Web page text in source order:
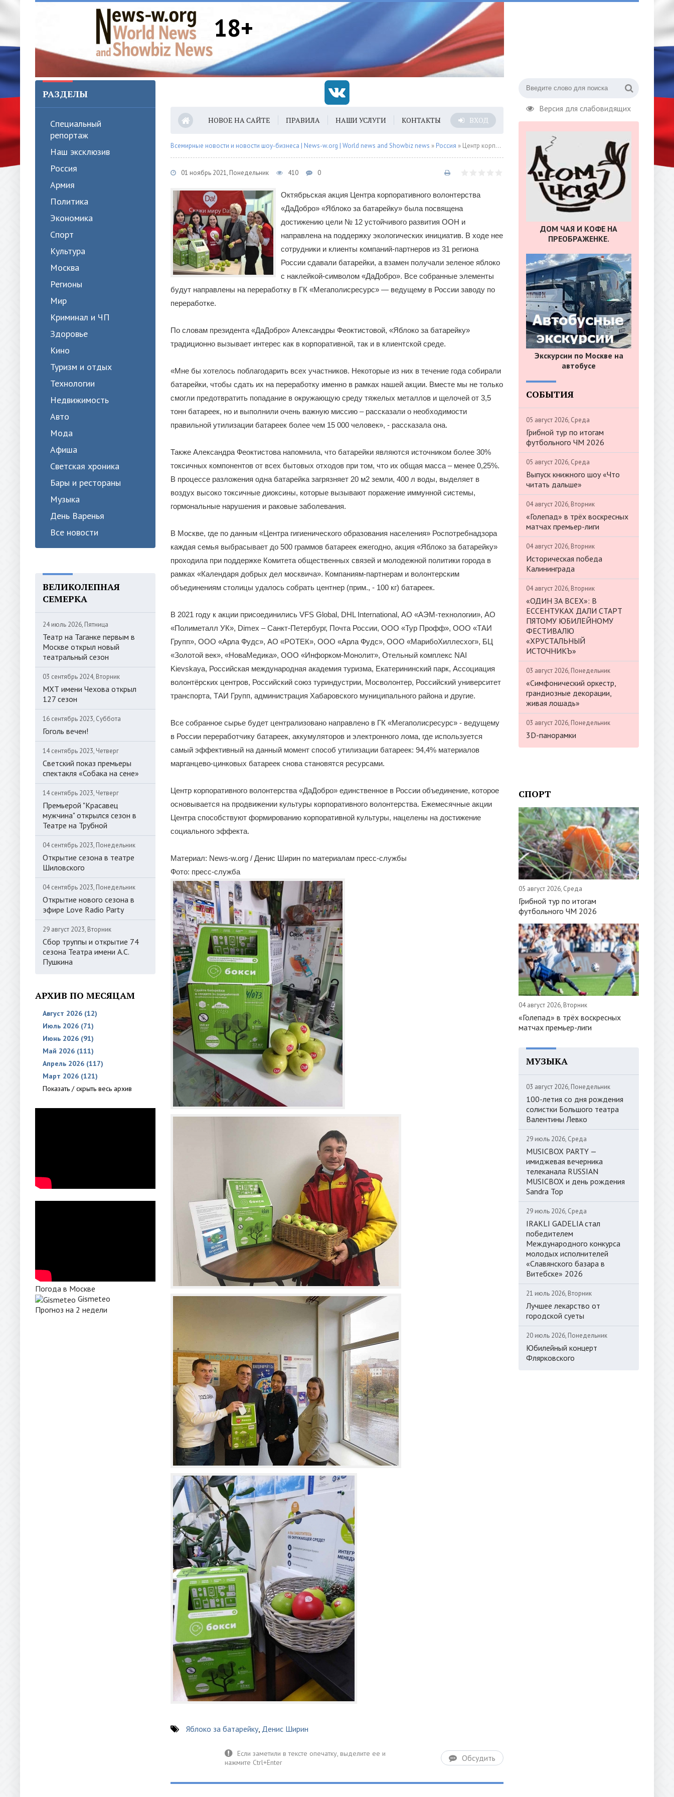
18+
Версия для слабовидящих
РАЗДЕЛЫ
Специальный
репортаж
Наш эксклюзив
Россия
Армия
Политика
Экономика
Спорт
Культура
Москва
Регионы
Мир
Криминал и ЧП
Здоровье
Кино
Туризм и отдых
Технологии
Недвижимость
Авто
Мода
Афиша
Светская хроника
Бары и рестораны
Музыка
День Варенья
Все новости
ВЕЛИКОЛЕПНАЯ
СЕМЕРКА
24 июль 2026, Пятница
Театр на Таганке первым в
Москве открыл новый
театральный сезон
03 сентябрь 2024, Вторник
МХТ имени Чехова открыл
127 сезон
16 сентябрь 2023, Суббота
Гоголь вечен!
14 сентябрь 2023, Четверг
Светский показ премьеры
спектакля «Собака на сене»
14 сентябрь 2023, Четверг
Премьерой "Красавец
мужчина" открылся сезон в
Театре на Трубной
04 сентябрь 2023, Понедельник
Открытие сезона в театре
Шиловского
04 сентябрь 2023, Понедельник
Открытие нового сезона в
эфире Love Radio Party
29 август 2023, Вторник
Сбор труппы и открытие 74
сезона Театра имени А.С.
Пушкина
АРХИВ ПО МЕСЯЦАМ
Август 2026 (12)
Июль 2026 (71)
Июнь 2026 (91)
Май 2026 (111)
Апрель 2026 (117)
Март 2026 (121)
Показать / скрыть весь архив
Погода в Москве
Gismeteo
Прогноз на 2 недели
НОВОЕ НА САЙТЕ ПРАВИЛА НАШИ УСЛУГИ КОНТАКТЫ ВХОД
Всемирные новости и новости шоу-бизнеса | News-w.org | World news and Showbiz news » Россия » Центр корпоративного волонтерства подводит итоги акции «Яблоко за батарейку»
01 ноябрь 2021, Понедельник 410 0
Октябрьская акция Центра корпоративного волонтерства
«ДаДобро» «Яблоко за батарейку» была посвящена
достижению цели № 12 устойчивого развития ООН и
направлена на поддержку экологических инициатив. В ходе нее
сотрудники и клиенты компаний-партнеров из 31 региона
России сдавали батарейки, а взамен получали зеленое яблоко
с наклейкой-символом «ДаДобро». Все собранные элементы
будут направлены на переработку в ГК «Мегаполисресурс» — ведущему в России заводу по
переработке.
По словам президента «ДаДобро» Александры Феоктистовой, «Яблоко за батарейку»
традиционно вызывает интерес как в корпоративной, так и в клиентской среде.
«Мне бы хотелось поблагодарить всех участников. Некоторые из них в течение года собирали
батарейки, чтобы сдать их на переработку именно в рамках нашей акции. Вместе мы не только
смогли предотвратить попадание в окружающую среду тяжелых металлов и щелочей от 3,5
тонн батареек, но и выполнили очень важную миссию – рассказали о необходимости
правильной утилизации батареек более чем 15 000 человек», - рассказала она.
Также Александра Феоктистова напомнила, что батарейки являются источником более 30%
токсичных компонентов от всех бытовых отходов при том, что их общая масса – менее 0,25%.
В процессе разложения одна батарейка загрязняет 20 м2 земли, 400 л воды, выделяет в
воздух высоко токсичные диоксины, которые вызывают поражение иммунной системы,
гормональные нарушения и раковые заболевания.
В Москве, где по данным «Центра гигиенического образования населения» Роспотребнадзора
каждая семья выбрасывает до 500 граммов батареек ежегодно, акция «Яблоко за батарейку»
проходила при поддержке Комитета общественных связей и молодежной политики города в
рамках «Календаря добрых дел москвича». Компаниям-партнерам и волонтерским
объединениям столицы удалось собрать центнер (прим., - 100 кг) батареек.
В 2021 году к акции присоединились VFS Global, DHL International, АО «АЭМ-технологии», АО
«Полиметалл УК», Dimex – Санкт-Петербург, Почта России, ООО «Тур Профф», ООО «ТАИ
Групп», ООО «Арла Фудс», АО «РОТЕК», ООО «Арла Фудс», ООО «МарибоХиллесхог», БЦ
«Золотой век», «НоваМедика», ООО «Инфорком-Монолит», Отельный комплекс NAI
Kievskaya, Российская международная академия туризма, Екатерининский парк, Ассоциация
волонтёрских центров, Российский союз туриндустрии, Мосволонтер, Российский университет
транспорта, ТАИ Групп, администрация Хабаровского муниципального района и другие.
Все собранное сырье будет централизовано направлено в ГК «Мегаполисресурс» - ведущему
в России переработчику батареек, аккумуляторов и электронного лома, где используется
самый эффективный на данный момент способ утилизации батареек: 94,4% материалов
марганцево-цинковых батареек снова становятся ресурсами.
Центр корпоративного волонтерства «ДаДобро» единственное в России объединение, которое
основывается на продвижении культуры корпоративного волонтерства. Ежемесячные акции
Центра способствуют формированию корпоративной культуры, нацелены на достижение
социального эффекта.
Материал: News-w.org / Денис Ширин по материалам пресс-службы
Фото: пресс-служба
Яблоко за батарейку, Денис Ширин
Обсудить
ДОМ ЧАЯ И КОФЕ НА
ПРЕОБРАЖЕНКЕ.
Экскурсии по Москве на
автобусе
СОБЫТИЯ
05 август 2026, Среда
Грибной тур по итогам
футбольного ЧМ 2026
05 август 2026, Среда
Выпуск книжного шоу «Что
читать дальше»
04 август 2026, Вторник
«Голепад» в трёх воскресных
матчах премьер-лиги
04 август 2026, Вторник
Историческая победа
Калининграда
04 август 2026, Вторник
«ОДИН ЗА ВСЕХ»: В
ЕССЕНТУКАХ ДАЛИ СТАРТ
ПЯТОМУ ЮБИЛЕЙНОМУ
ФЕСТИВАЛЮ
«ХРУСТАЛЬНЫЙ
ИСТОЧНИКЪ»
03 август 2026, Понедельник
«Симфонический оркестр,
грандиозные декорации,
живая лошадь»
03 август 2026, Понедельник
3D-панорамки
СПОРТ
05 август 2026, Среда
Грибной тур по итогам
футбольного ЧМ 2026
04 август 2026, Вторник
«Голепад» в трёх воскресных
матчах премьер-лиги
МУЗЫКА
03 август 2026, Понедельник
100-летия со дня рождения
солистки Большого театра
Валентины Левко
29 июль 2026, Среда
MUSICBOX PARTY —
имиджевая вечерника
телеканала RUSSIAN
MUSICBOX и день рождения
Sandra Top
29 июль 2026, Среда
IRAKLI GADELIA стал
победителем
Международного конкурса
молодых исполнителей
«Славянского базара в
Витебске» 2026
21 июль 2026, Вторник
Лучшее лекарство от
городской суеты
20 июль 2026, Понедельник
Юбилейный концерт
Флярковского